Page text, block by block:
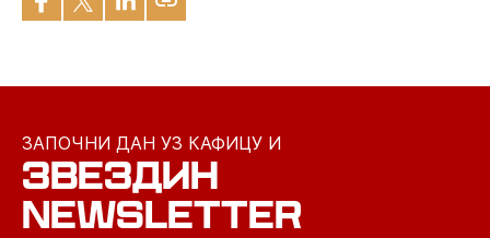
ЗАПОЧНИ ДАН УЗ КАФИЦУ И
ЗВЕЗДИН
NEWSLETTER